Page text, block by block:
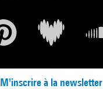
M'inscrire à la newsletter